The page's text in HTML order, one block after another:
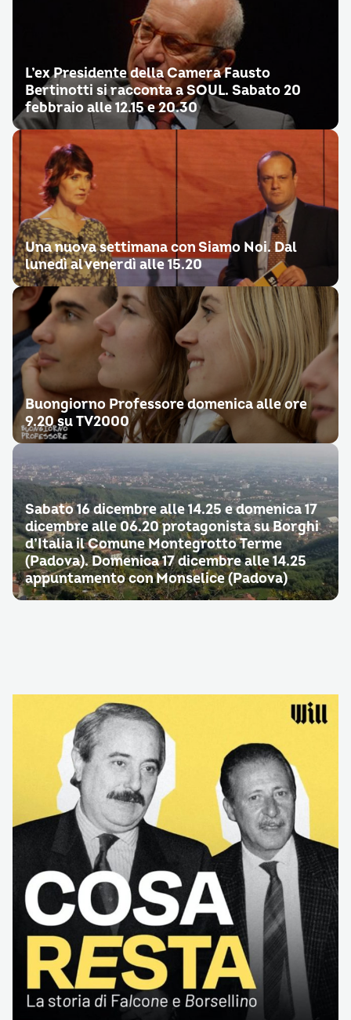
L’ex Presidente della Camera Fausto
Bertinotti si racconta a SOUL. Sabato 20
febbraio alle 12.15 e 20.30
Una nuova settimana con Siamo Noi. Dal
lunedì al venerdì alle 15.20
Buongiorno Professore domenica alle ore
9.20 su TV2000
Sabato 16 dicembre alle 14.25 e domenica 17
dicembre alle 06.20 protagonista su Borghi
d’Italia il Comune Montegrotto Terme
(Padova). Domenica 17 dicembre alle 14.25
appuntamento con Monselice (Padova)